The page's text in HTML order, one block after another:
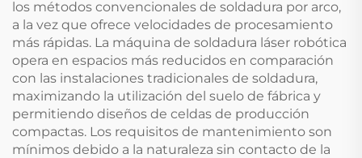
los métodos convencionales de soldadura por arco,
a la vez que ofrece velocidades de procesamiento
más rápidas. La máquina de soldadura láser robótica
opera en espacios más reducidos en comparación
con las instalaciones tradicionales de soldadura,
maximizando la utilización del suelo de fábrica y
permitiendo diseños de celdas de producción
compactas. Los requisitos de mantenimiento son
mínimos debido a la naturaleza sin contacto de la